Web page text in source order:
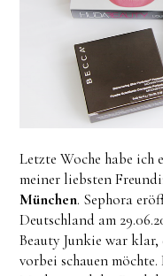
Letzte Woche habe ich
meiner liebsten
München. Sephora
Deutschland am
Beauty Junkie war
vorbei schauen